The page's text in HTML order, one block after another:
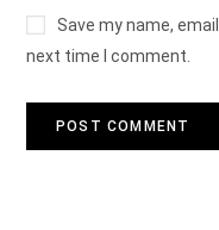
Save my name,
next time I comment.